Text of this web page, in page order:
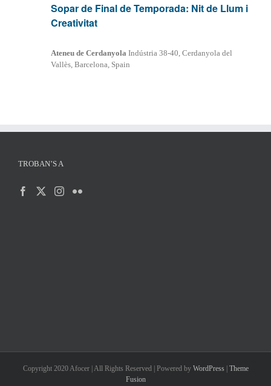
Sopar de Final de Temporada: Nit de Llum i
Creativitat
Ateneu de Cerdanyola Indústria 38-40, Cerdanyola del
Vallès, Barcelona, Spain
TROBAN’S A
Copyright 2020 Afocer | All Rights Reserved | Powered by WordPress| Theme
Fusion